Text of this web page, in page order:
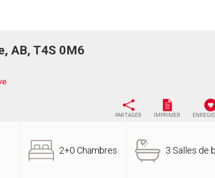
AB, T4S 0M6
PARTAGER IMPRIMER
2+0 Chambres 3 Salles de